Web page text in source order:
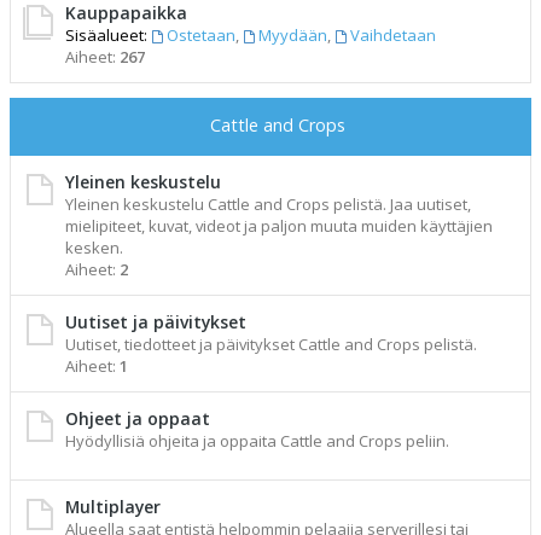
Kauppapaikka
Sisäalueet: Ostetaan, Myydään,
Vaihdetaan
Aiheet: 267
Cattle and Crops
Yleinen keskustelu
Yleinen keskustelu Cattle and Crops pelistä. Jaa uutiset,
mielipiteet, kuvat, videot ja paljon muuta muiden käyttäjien
kesken.
Aiheet: 2
Uutiset ja päivitykset
Uutiset, tiedotteet ja päivitykset Cattle and Crops pelistä.
Aiheet: 1
Ohjeet ja oppaat
Hyödyllisiä ohjeita ja oppaita Cattle and Crops peliin.
Multiplayer
Alueella saat entistä helpommin pelaajia serverillesi tai